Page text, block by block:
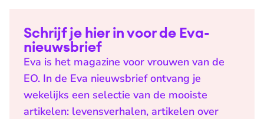
Schrijf je hier in voor de Eva-
nieuwsbrief
Eva is het magazine voor vrouwen van de
EO. In de Eva nieuwsbrief ontvang je
wekelijks een selectie van de mooiste
artikelen: levensverhalen, artikelen over